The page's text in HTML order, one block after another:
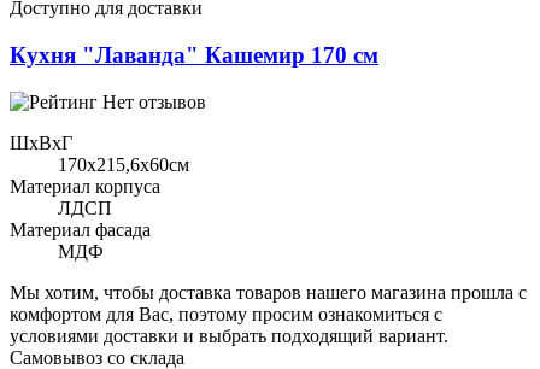
Доступно для доставки
Кухня "Лаванда" Кашемир 170 см
Нет отзывов
ШхВхГ
170x215,6х60см
Материал корпуса
ЛДСП
Материал фасада
МДФ
Мы хотим, чтобы доставка товаров нашего магазина прошла с
комфортом для Вас, поэтому просим ознакомиться с
условиями доставки и выбрать подходящий вариант.
Самовывоз со склада